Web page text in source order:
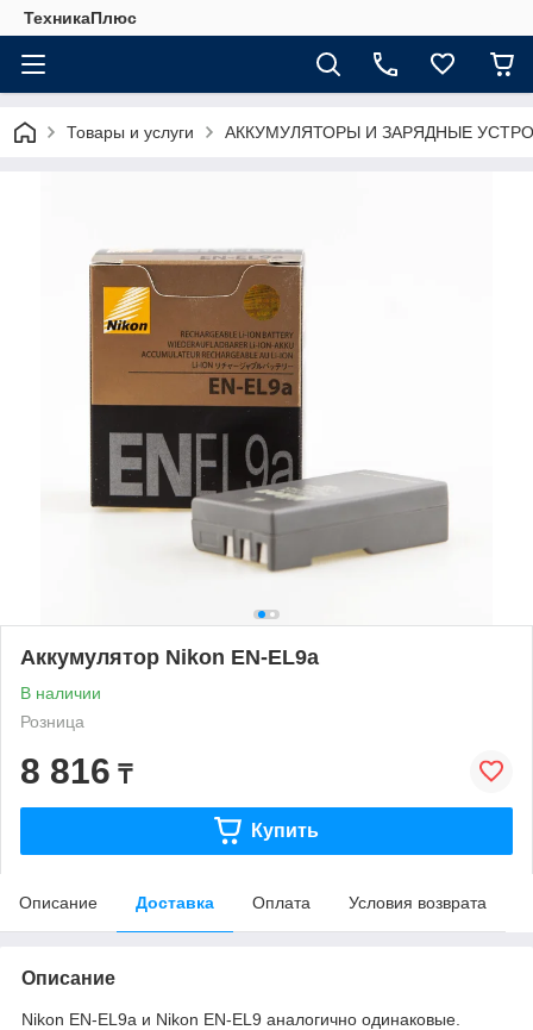
ТехникаПлюс
Товары и услуги АККУМУЛЯТОРЫ И ЗАРЯДНЫЕ
Аккумулятор Nikon EN-EL9a
В наличии
Розница
8 816 ₸
Купить
Описание Доставка Оплата Условия возврата
Описание
Nikon EN-EL9a и Nikon EN-EL9 аналогично одинаковые.